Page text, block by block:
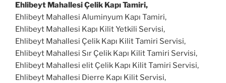
Ehlibeyt Mahallesi Çelik Kapı Tamiri,
Ehlibeyt Mahallesi Aluminyum Kapı Tamiri,
Ehlibeyt Mahallesi Kapı Kilit Yetkili Servisi,
Ehlibeyt Mahallesi Çelik Kapı Kilit Tamiri Servisi,
Ehlibeyt Mahallesi Sır Çelik Kapı Kilit Tamiri Servisi,
Ehlibeyt Mahallesi elit Çelik Kapı Kilit Tamiri Servisi,
Ehlibeyt Mahallesi Dierre Kapı Kilit Servisi,